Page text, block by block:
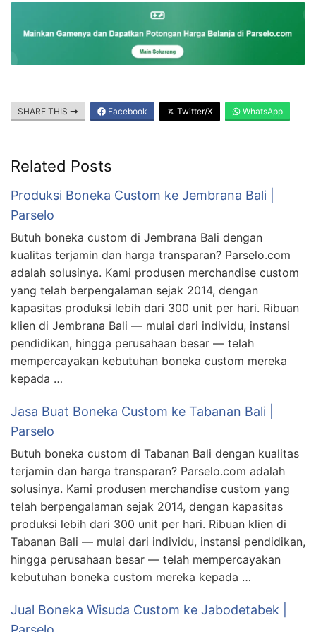
SHARE THIS Facebook Twitter/X WhatsApp
Related Posts
Produksi Boneka Custom ke Jembrana Bali |
Parselo
Butuh boneka custom di Jembrana Bali dengan
kualitas terjamin dan harga transparan? Parselo.com
adalah solusinya. Kami produsen merchandise custom
yang telah berpengalaman sejak 2014, dengan
kapasitas produksi lebih dari 300 unit per hari. Ribuan
klien di Jembrana Bali — mulai dari individu, instansi
pendidikan, hingga perusahaan besar — telah
mempercayakan kebutuhan boneka custom mereka
kepada …
Jasa Buat Boneka Custom ke Tabanan Bali |
Parselo
Butuh boneka custom di Tabanan Bali dengan kualitas
terjamin dan harga transparan? Parselo.com adalah
solusinya. Kami produsen merchandise custom yang
telah berpengalaman sejak 2014, dengan kapasitas
produksi lebih dari 300 unit per hari. Ribuan klien di
Tabanan Bali — mulai dari individu, instansi pendidikan,
hingga perusahaan besar — telah mempercayakan
kebutuhan boneka custom mereka kepada …
Jual Boneka Wisuda Custom ke Jabodetabek |